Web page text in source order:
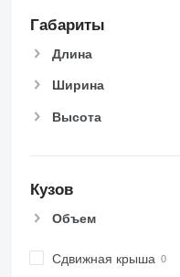
Габариты
Длина
Ширина
Высота
Кузов
Объем
Сдвижная крыша